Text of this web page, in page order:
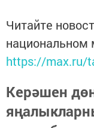
Читайте
https://max.ru/
Керәшен